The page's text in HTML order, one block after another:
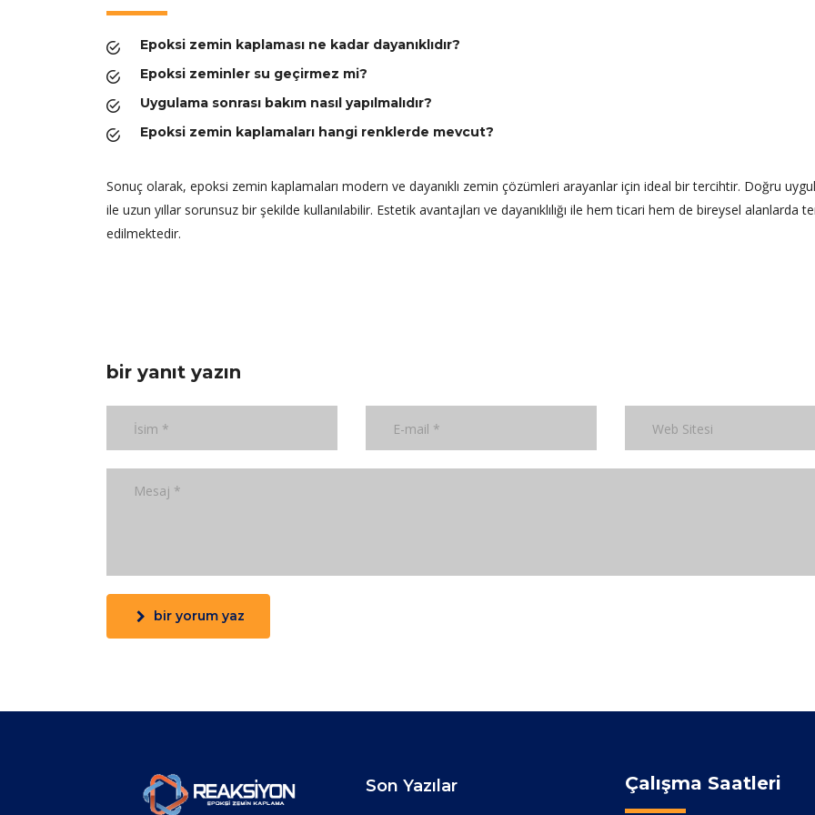
Epoksi zemin kaplaması ne kadar dayanıklıdır?
Epoksi zeminler su geçirmez mi?
Uygulama sonrası bakım nasıl yapılmalıdır?
Epoksi zemin kaplamaları hangi renklerde mevcut?
Sonuç olarak, epoksi zemin kaplamaları modern ve dayanıklı zemin çözümleri arayanlar için ideal bir tercihtir. Doğru
ile uzun yıllar sorunsuz bir şekilde kullanılabilir. Estetik avantajları ve dayanıklılığı ile hem ticari hem de bireysel alanlarda
edilmektedir.
bir yanıt yazın
bir yorum yaz
Son Yazılar Çalışma Saatleri